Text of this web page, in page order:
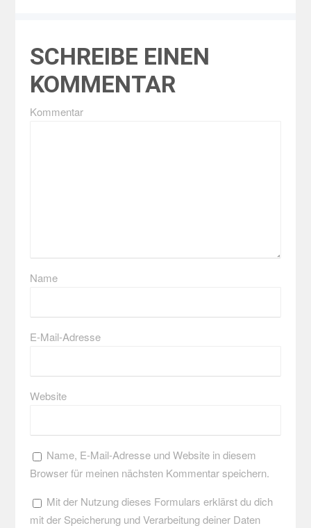
SCHREIBE EINEN
KOMMENTAR
Kommentar
Name
E-Mail-Adresse
Website
Name, E-Mail-Adresse und Website in diesem
Browser für meinen nächsten Kommentar speichern.
Mit der Nutzung dieses Formulars erklärst du dich
mit der Speicherung und Verarbeitung deiner Daten